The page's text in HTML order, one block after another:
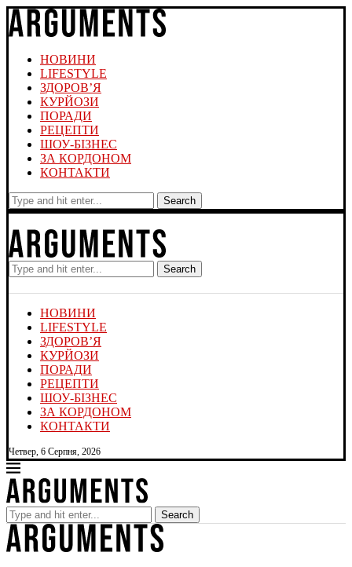
НОВИНИ
LIFESTYLE
ЗДОРОВ’Я
КУРЙОЗИ
ПОРАДИ
РЕЦЕПТИ
ШОУ-БІЗНЕС
ЗА КОРДОНОМ
КОНТАКТИ
Search
Search
НОВИНИ
LIFESTYLE
ЗДОРОВ’Я
КУРЙОЗИ
ПОРАДИ
РЕЦЕПТИ
ШОУ-БІЗНЕС
ЗА КОРДОНОМ
КОНТАКТИ
Четвер, 6 Серпня, 2026
Search